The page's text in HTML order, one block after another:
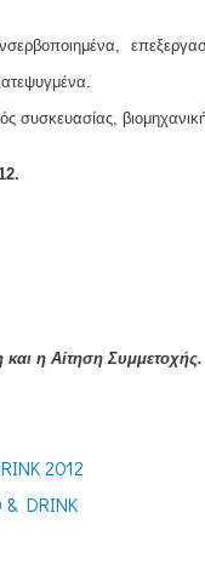
συσκευασίας,
η Αίτηση Συμμετοχής.
2012
DRINK